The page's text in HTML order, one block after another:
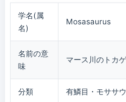
学名(属
名)
Mosasaurus
名前の意
味
マース川のトカゲ
分類 有鱗目・モササ